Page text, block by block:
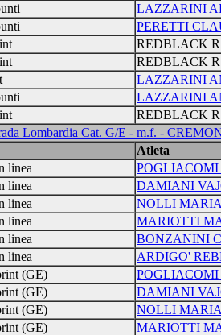
LAZZARINI
PERETTI
REDBLACK
REDBLACK
LAZZARINI
LAZZARINI
REDBLACK
Lombardia Cat. G/E - m.f. -
Atleta
linea
linea
DAMIANI
linea
NOLLI
linea
MARIOTTI
linea
BONZANINI
linea
ARDIGO'
(GE)
(GE)
DAMIANI
(GE)
NOLLI
(GE)
MARIOTTI